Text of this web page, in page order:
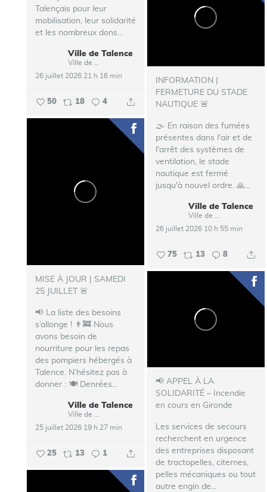
Talençais pour leur
mobilisation, leur solidarité
et les nombreux dons...
Ville de Talence
26 juillet 2026 21 h 16 min
50 18 4
INFORMATION |
FERMETURE DU STADE
NAUTIQUE 🚨
🌫️ En raison des fumées
présentes dans l'air et de
l'arrêt des systèmes de
ventilation, le stade
nautique est fermé
jusqu'à nouvel ordre. 🙏...
Ville de Talence
26 juillet 2026 10 h 55 min
75 13 8
MISE À JOUR | SAMEDI
25 JUILLET 🚨
📢 La liste des besoins
s’allonge ! 👨‍🚒 Nous
avons besoin de
nourriture pour les repas
des pompiers hébergés à
Talence. N’hésitez pas à
donner : 🍽️ Denrées...
Ville de Talence
25 juillet 2026 19 h 27 min
25 13 1
📢 APPEL À LA
SOLIDARITÉ – Incendie
en cours en Gironde
Les services de secours
recherchent en urgence
des entreprises disposant
de tractopelles, citernes,
pelles mécaniques ou tout
autre engin de...